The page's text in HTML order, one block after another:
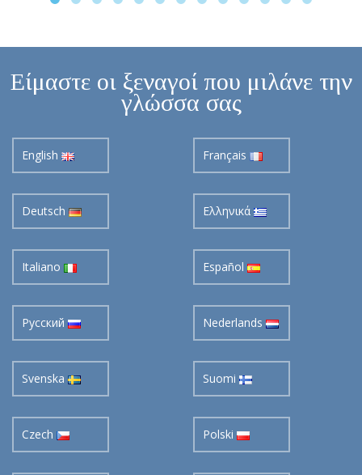
Είμαστε οι ξεναγοί που μιλάνε την
γλώσσα σας
English Français
Deutsch Ελληνικά
Italiano Español
Pусский Nederlands
Svenska Suomi
Czech Polski